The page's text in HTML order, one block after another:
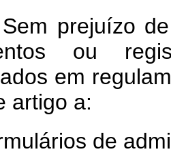
prejuízo
ou
em
artigo a:
de